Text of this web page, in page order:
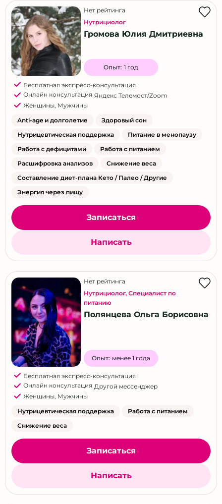
Нет рейтинга
Нутрициолог
Громова Юлия Дмитриевна
Опыт: 1 год
Бесплатная экспресс-консультация
Онлайн консультация Яндекс Телемост/Zoom
Женщины, Мужчины
Anti-age и долголетие
Здоровый сон
Нутрицевтическая поддержка
Питание в менопаузу
Работа с дефицитами
Работа с питанием
Расшифровка анализов
Снижение веса
Составление диет-плана Кето / Палео / Другие
Энергия через пищу
Записаться
Написать
Нет рейтинга
Нутрициолог, Специалист по
питанию
Полянцева Ольга Борисовна
Опыт: менее 1 года
Бесплатная экспресс-консультация
Онлайн консультация Другой мессенджер
Женщины, Мужчины
Нутрицевтическая поддержка
Работа с питанием
Снижение веса
Записаться
Написать